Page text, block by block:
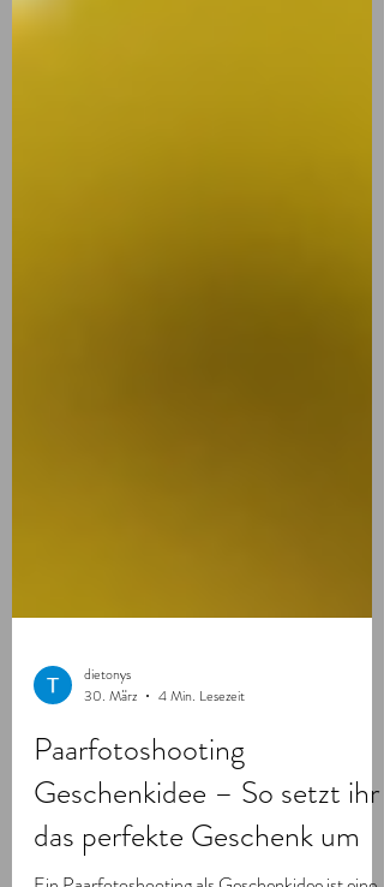
dietonys
4 Min. Lesezeit
Paarfotoshooting
Geschenkidee – So setzt ihr